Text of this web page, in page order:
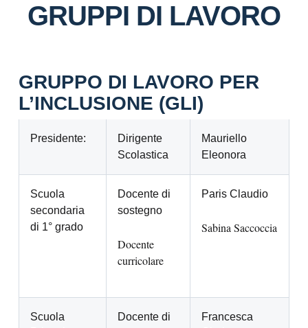
GRUPPI DI LAVORO
GRUPPO DI LAVORO PER
L’INCLUSIONE (GLI)
Presidente:
Dirigente
Scolastica
Mauriello
Eleonora
Scuola
secondaria
di 1° grado
Docente di
sostegno
Docente
curricolare
Paris Claudio
Sabina Saccoccia
Scuola
Docente di
Francesca